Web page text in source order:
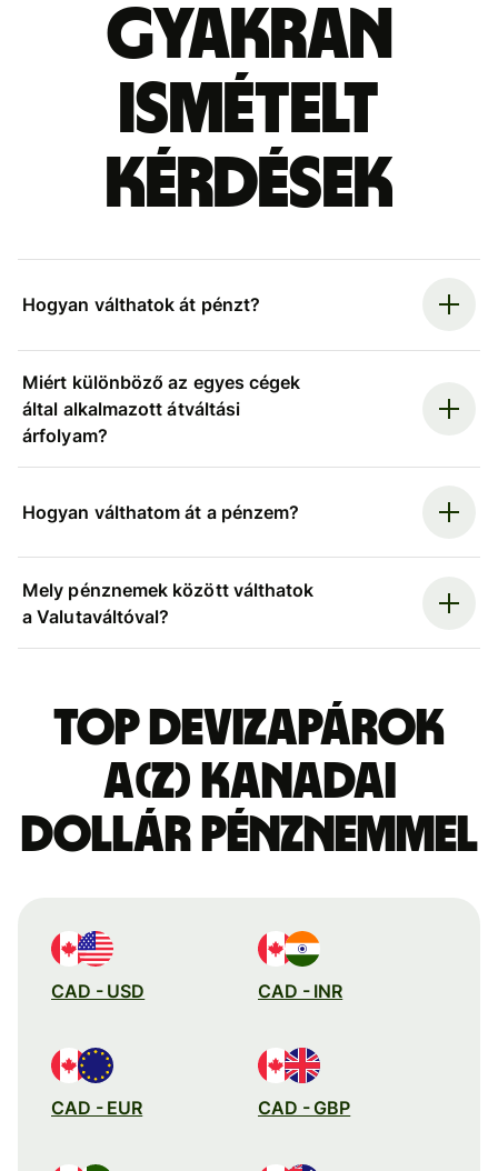
Gyakran
ismételt
kérdések
Hogyan válthatok át pénzt?
Miért különböző az egyes cégek
által alkalmazott átváltási
árfolyam?
Hogyan válthatom át a pénzem?
Mely pénznemek között válthatok
a Valutaváltóval?
Top devizapárok
a(z) kanadai
dollár pénznemmel
CAD - USD CAD - INR
CAD - EUR CAD - GBP